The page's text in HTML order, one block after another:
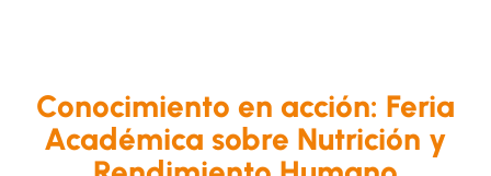
Conocimiento en acción: Feria
Académica sobre Nutrición y